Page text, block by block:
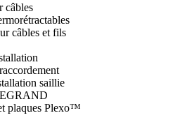
câbles
câbles et fils
saillie
plaques Plexo™